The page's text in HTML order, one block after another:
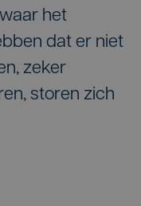
het
dat er niet
zeker
storen zich